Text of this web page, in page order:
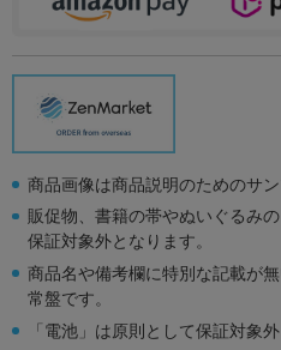
商品画像は商品説明のためのサン
販促物、書籍の帯やぬいぐるみ
保証対象外となります。
商品名や備考欄に特別な記載が
常盤です。
「電池」は原則として保証対象外